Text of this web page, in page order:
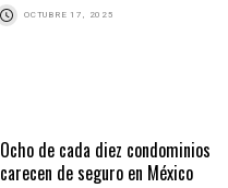
OCTUBRE 17, 2025
Ocho de cada diez condominios
carecen de seguro en México